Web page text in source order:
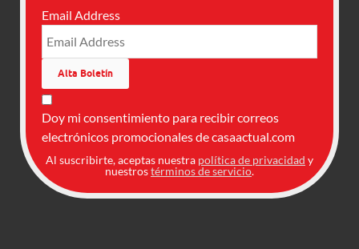
Email Address
Doy mi consentimiento para recibir correos
electrónicos promocionales de casaactual.com
Al suscribirte, aceptas nuestra política de privacidad y
nuestrostérminos de servicio.